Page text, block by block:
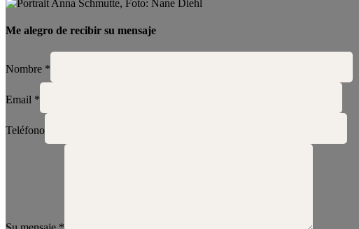
Me alegro de recibir su mensaje
Nombre *
Email *
Teléfono